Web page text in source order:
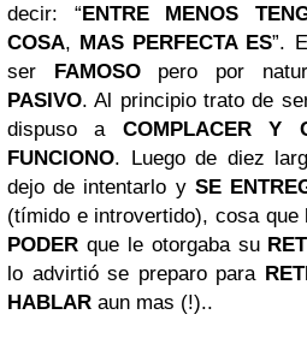
decir: “ENTRE MENOS
COSA, MAS PERFECTA ES”.
ser FAMOSOpero por
PASIVO. Al principio trato de
dispuso a COMPLACER Y
FUNCIONO. Luego de diez
dejo de intentarlo y SE
(tímido e introvertido), cosa que
PODER que le otorgaba su
lo advirtió se preparo para
HABLAR aun mas (!)..